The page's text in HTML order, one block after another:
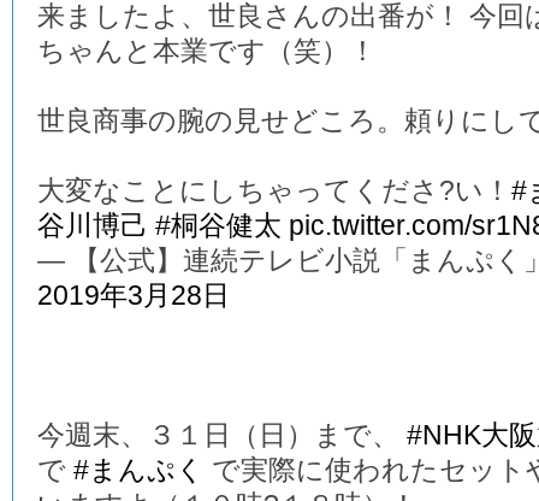
来ましたよ、世良さんの出番が！ 今回
ちゃんと本業です（笑）！
世良商事の腕の見せどころ。頼りにし
大変なことにしちゃってくださ?い！ #
谷川博己 #桐谷健太 pic.twitter.com/
— 【公式】連続テレビ小説「まんぷく
2019年3月28日
今週末、３１日（日）まで、 #NHK大
で #まんぷく
で実際に使われたセット